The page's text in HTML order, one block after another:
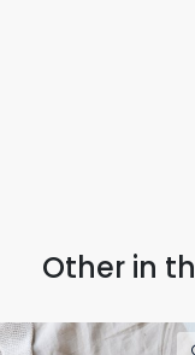
Other in